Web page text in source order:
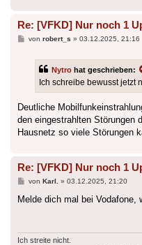
Re: [VFKD] Nur noch 1
Beitrag
von robert_s » 03.12.2025, 21:16
Nytro hat geschrieben:
Ich schreibe bewusst jetzt
Deutliche
den eingestrahlten Störungen
Hausnetz so viele Störungen
Re: [VFKD] Nur noch 1
Beitrag
von Karl. » 03.12.2025, 21:20
Melde dich mal bei Vodafone,
Ich streite nicht.